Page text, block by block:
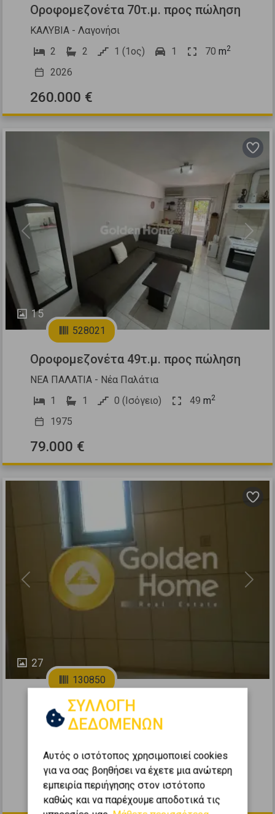
Οροφομεζονέτα 70τ.μ. προς πώληση
ΚΑΛΥΒΙΑ - Λαγονήσι
2
2 1 (1ος) 1 70 m2
2026
260.000 €
15
Previous Next
528021
Οροφομεζονέτα 49τ.μ. προς πώληση
ΝΕΑ ΠΑΛΑΤΙΑ - Νέα Παλάτια
1
1 0 (Ισόγειο) 49 m2
1975
79.000 €
27
Previous Next
130850
Οροφομεζονέτα 170τ.μ. προς πώληση
ΚΕΡΑΤΕΑ - Κακιά Θάλασσα
170 m
2007
190.000 €
ΣΥΛΛΟΓΗ
ΔΕΔΟΜΕΝΩΝ
Αυτός ο ιστότοπος χρησιμοποιεί cookies
για να σας βοηθήσει να έχετε μια ανώτερη
εμπειρία περιήγησης στον ιστότοπο
καθώς και να παρέχουμε αποδοτικά τις